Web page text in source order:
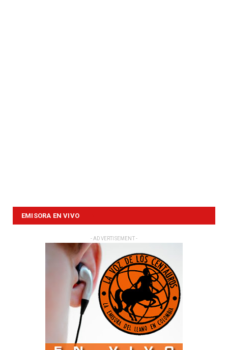
EMISORA EN VIVO
- ADVERTISEMENT -